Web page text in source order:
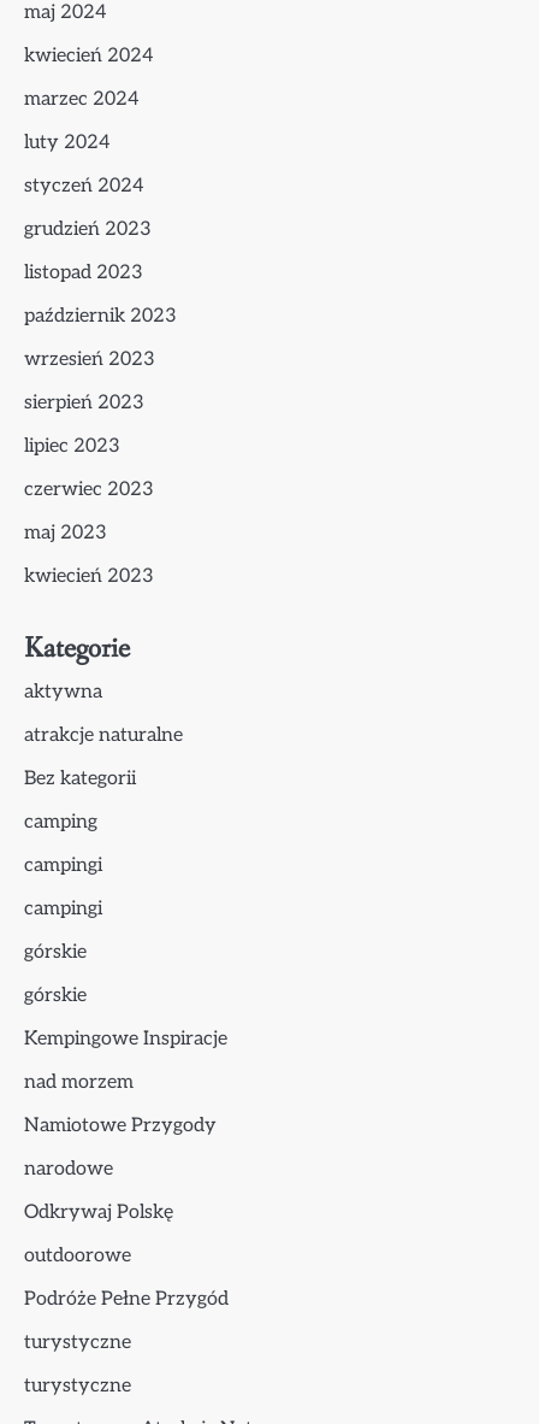
maj 2024
kwiecień 2024
marzec 2024
luty 2024
styczeń 2024
grudzień 2023
listopad 2023
październik 2023
wrzesień 2023
sierpień 2023
lipiec 2023
czerwiec 2023
maj 2023
kwiecień 2023
Kategorie
aktywna
atrakcje naturalne
Bez kategorii
camping
campingi
campingi
górskie
górskie
Kempingowe Inspiracje
nad morzem
Namiotowe Przygody
narodowe
Odkrywaj Polskę
outdoorowe
Podróże Pełne Przygód
turystyczne
turystyczne